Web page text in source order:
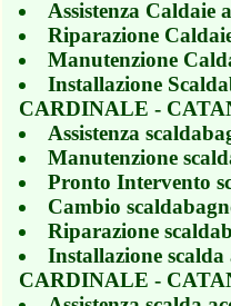
Assistenza Caldaie
Riparazione
Manutenzione
Installazione
CARDINALE -
Assistenza
Manutenzione
Pronto Intervento
Cambio
Riparazione
Installazione scalda
CARDINALE -